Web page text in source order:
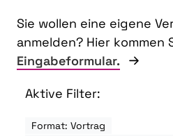
Sie wollen eine eigene
anmelden? Hier kommen
Eingabeformular.
Aktive Filter:
Format: Vortrag